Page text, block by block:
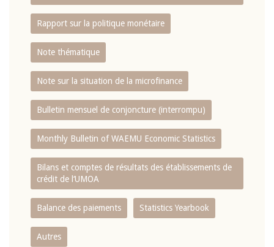
Rapport sur la politique monétaire
Note thématique
Note sur la situation de la microfinance
Bulletin mensuel de conjoncture (interrompu)
Monthly Bulletin of WAEMU Economic Statistics
Bilans et comptes de résultats des établissements de
crédit de l‘UMOA
Balance des paiements Statistics Yearbook
Autres